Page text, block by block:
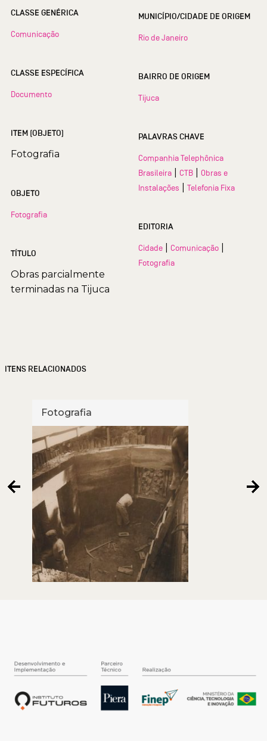
CLASSE GENÉRICA
Comunicação
CLASSE ESPECÍFICA
Documento
ITEM (OBJETO)
Fotografia
OBJETO
Fotografia
TÍTULO
Obras parcialmente
terminadas na Tijuca
MUNICÍPIO/CIDADE DE ORIGEM
Rio de Janeiro
BAIRRO DE ORIGEM
Tijuca
PALAVRAS CHAVE
Companhia Telephônica
Brasileira
CTB
Obras e
Instalações
Telefonia Fixa
EDITORIA
Cidade Comunicação
Fotografia
ITENS RELACIONADOS
Fotografia